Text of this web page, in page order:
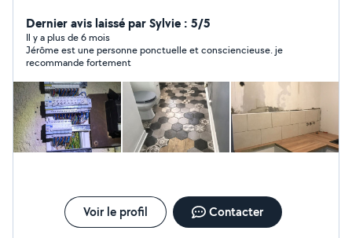
Dernier avis laissé par Sylvie : 5/5
Il y a plus de 6 mois
Jérôme est une personne ponctuelle et consciencieuse. je
recommande fortement
Voir le profil Contacter